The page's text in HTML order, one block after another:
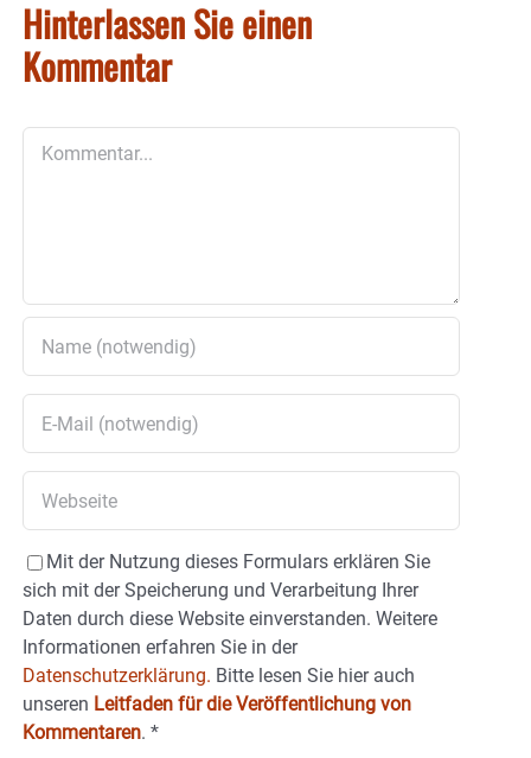
Hinterlassen Sie einen
Kommentar
Mit der Nutzung dieses Formulars erklären Sie
sich mit der Speicherung und Verarbeitung Ihrer
Daten durch diese Website einverstanden. Weitere
Informationen erfahren Sie in der
Datenschutzerklärung. Bitte lesen Sie hier auch
unseren Leitfaden für die Veröffentlichung von
Kommentaren. *